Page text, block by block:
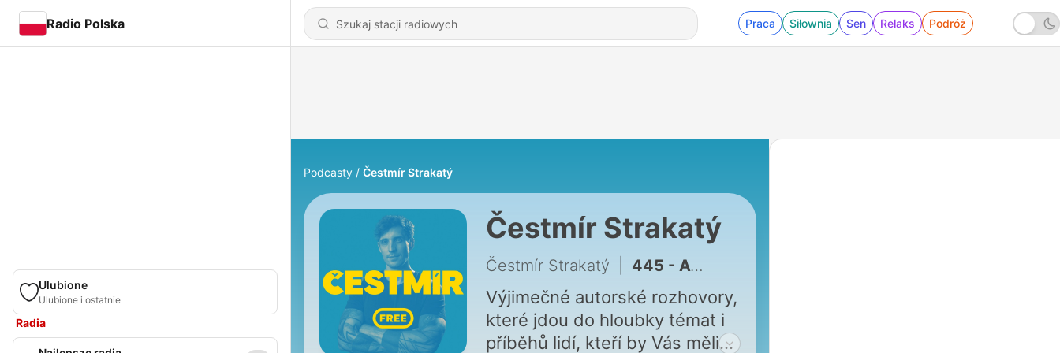
Radio Polska Praca Siłownia Sen Relaks Podróż
Ulubione
Ulubione i ostatnie
Radia
Podcasty Čestmír Strakatý
Čestmír Strakatý
Čestmír Strakatý 445 - Adam Dolník. Odvaha i šikana v dětství, ego a emoce ve vyjednávání, proč děti manipulují, politici neposlouchají a některé věty je lepší neříkat
Výjimečné autorské rozhovory,
které jdou do hloubky témat i
příběhů lidí, kteří by Vás měli